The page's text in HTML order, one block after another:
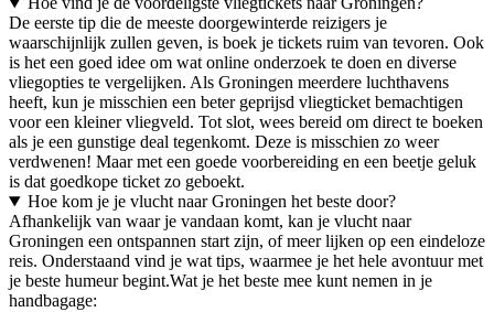
De eerste tip die de meeste doorgewinterde reizigers je
waarschijnlijk zullen geven, is boek je tickets ruim van tevoren. Ook
is het een goed idee om wat online onderzoek te doen en diverse
vliegopties te vergelijken. Als Groningen meerdere luchthavens
heeft, kun je misschien een beter geprijsd vliegticket bemachtigen
voor een kleiner vliegveld. Tot slot, wees bereid om direct te boeken
als je een gunstige deal tegenkomt. Deze is misschien zo weer
verdwenen! Maar met een goede voorbereiding en een beetje geluk
is dat goedkope ticket zo geboekt.
Hoe kom je je vlucht naar Groningen het beste door?
Afhankelijk van waar je vandaan komt, kan je vlucht naar
Groningen een ontspannen start zijn, of meer lijken op een eindeloze
reis. Onderstaand vind je wat tips, waarmee je het hele avontuur met
je beste humeur begint.Wat je het beste mee kunt nemen in je
handbagage: